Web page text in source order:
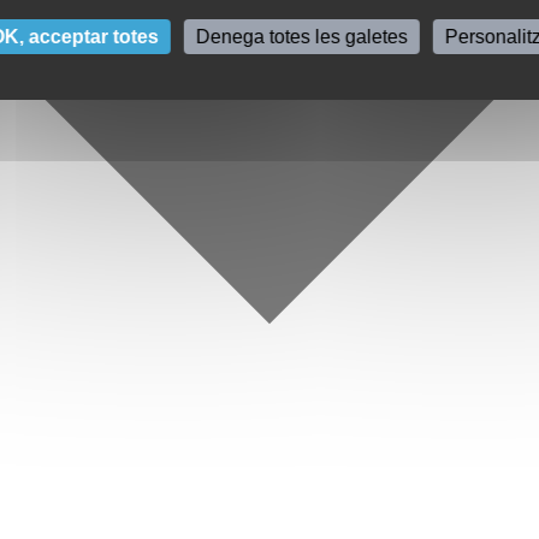
acceptar totes Denega totes les galetes